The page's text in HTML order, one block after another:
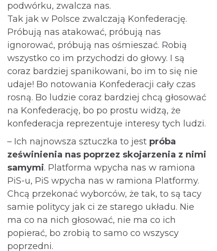
podwórku, zwalcza nas.
Tak jak w Polsce zwalczają Konfederację.
Próbują nas atakować, próbują nas
ignorować, próbują nas ośmieszać. Robią
wszystko co im przychodzi do głowy. I są
coraz bardziej spanikowani, bo im to się nie
udaje! Bo notowania Konfederacji cały czas
rosną. Bo ludzie coraz bardziej chcą głosować
na Konfederację, bo po prostu widzą, że
konfederacja reprezentuje interesy tych ludzi.
– Ich najnowsza sztuczka to jest próba
ześwinienia nas poprzez skojarzenia z nimi
samymi. Platforma wpycha nas w ramiona
PiS-u, PiS wpycha nas w ramiona Platformy.
Chcą przekonać wyborców, że tak, to są tacy
samie politycy jak ci ze starego układu. Nie
ma co na nich głosować, nie ma co ich
popierać, bo zrobią to samo co wszyscy
poprzedni.